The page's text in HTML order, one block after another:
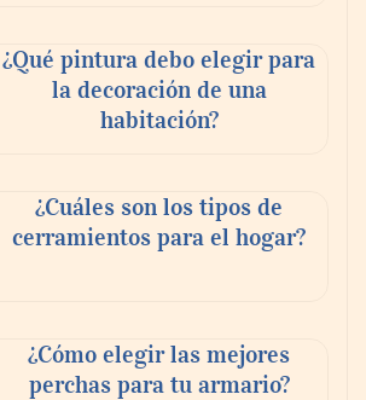
¿Qué pintura debo elegir para
la decoración de una
habitación?
¿Cuáles son los tipos de
cerramientos para el hogar?
¿Cómo elegir las mejores
perchas para tu armario?